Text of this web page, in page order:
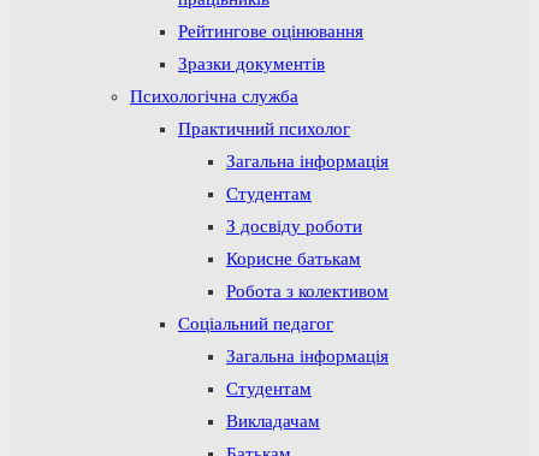
Рейтингове оцінювання
Зразки документів
Психологічна служба
Практичний психолог
Загальна інформація
Студентам
З досвіду роботи
Корисне батькам
Робота з колективом
Соціальний педагог
Загальна інформація
Студентам
Викладачам